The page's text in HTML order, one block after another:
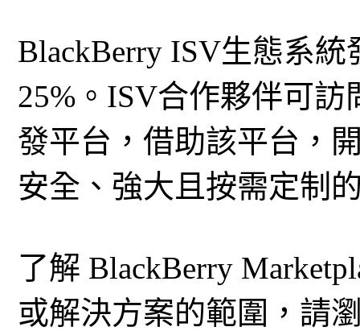
BlackBerry ISV生態系
25%。ISV合作夥伴可訪
發平台，借助該平台，
安全、強大且按需定制
了解 BlackBerry
或解決方案的範圍，請